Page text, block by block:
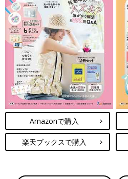
Amazonで購入
楽天ブックスで購入